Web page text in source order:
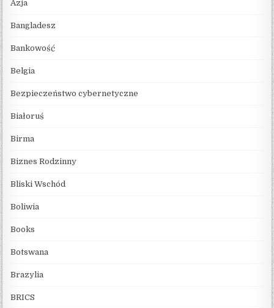
Azja
Bangladesz
Bankowość
Belgia
Bezpieczeństwo cybernetyczne
Białoruś
Birma
Biznes Rodzinny
Bliski Wschód
Boliwia
Books
Botswana
Brazylia
BRICS